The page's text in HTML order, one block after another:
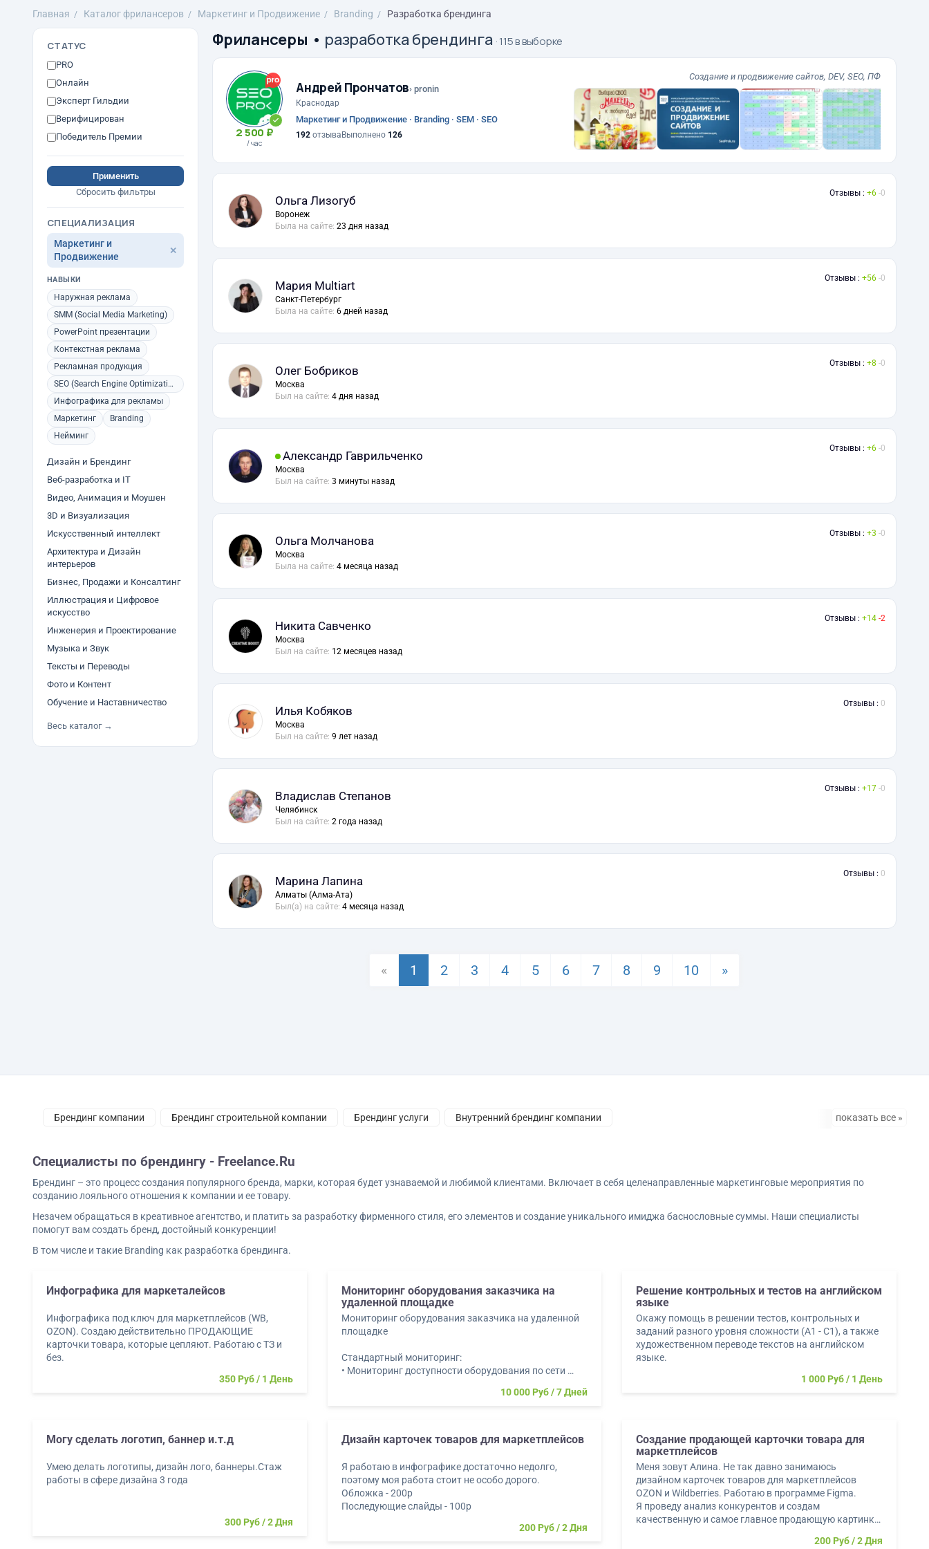
Главная Каталог фрилансеров Маркетинг и Продвижение Branding Разработка брендинга
СТАТУС
PRO
Онлайн
Эксперт Гильдии
Верифицирован
Победитель Премии
Применить
Сбросить фильтры
СПЕЦИАЛИЗАЦИЯ
Маркетинг и
Продвижение
✕
НАВЫКИ
Наружная реклама
SMM (Social Media Marketing)
PowerPoint презентации
Контекстная реклама
Рекламная продукция
SEO (Search Engine Optimization)
Инфографика для рекламы
Маркетинг
Branding
Нейминг
Дизайн и Брендинг
Веб-разработка и IT
Видео, Анимация и Моушен
3D и Визуализация
Искусственный интеллект
Архитектура и Дизайн
интерьеров
Бизнес, Продажи и Консалтинг
Иллюстрация и Цифровое
искусство
Инженерия и Проектирование
Музыка и Звук
Тексты и Переводы
Фото и Контент
Обучение и Наставничество
Весь каталог →
Фрилансеры • разработка брендинга · 115 в выборке
2 500 ₽
/ час
Андрей Прончатов› pronin
Краснодар
Маркетинг и Продвижение · Branding · SEM · SEO
192 отзыва Выполнено 126
Cоздание и продвижение сайтов, DEV, SEO, ПФ
Ольга Лизогуб
Воронеж
Была на сайте: 23 дня назад
Отзывы : 6 0
Мария Multiart
Санкт-Петербург
Была на сайте: 6 дней назад
Отзывы : 56 0
Олег Бобриков
Москва
Был на сайте: 4 дня назад
Отзывы : 8 0
Александр Гаврильченко
Москва
Был на сайте: 3 минуты назад
Отзывы : 6 0
Ольга Молчанова
Москва
Была на сайте: 4 месяца назад
Отзывы : 3 0
Никита Савченко
Москва
Был на сайте: 12 месяцев назад
Отзывы : 14 2
Илья Кобяков
Москва
Был на сайте: 9 лет назад
Отзывы : 0
Владислав Степанов
Челябинск
Был на сайте: 2 года назад
Отзывы : 17 0
Марина Лапина
Алматы (Алма-Ата)
Был(а) на сайте: 4 месяца назад
Отзывы : 0
« 1 2 3 4 5 6 7 8 9 10 »
Брендинг компании Брендинг строительной компании Брендинг услуги Внутренний брендинг компании
Эффективный брендинг Создание бренда
Формирование бренда компании Разработка и продвижение бренда
показать все »
Специалисты по брендингу - Freelance.Ru
Брендинг – это процесс создания популярного бренда, марки, которая будет узнаваемой и любимой клиентами. Включает в себя целенаправленные маркетинговые мероприятия по
созданию лояльного отношения к компании и ее товару.
Незачем обращаться в креативное агентство, и платить за разработку фирменного стиля, его элементов и создание уникального имиджа баснословные суммы. Наши специалисты
помогут вам создать бренд, достойный конкуренции!
В том числе и такие Branding как разработка брендинга.
Инфографика для маркеталейсов
Инфографика под ключ для маркетплейсов (WB,
OZON). Создаю действительно ПРОДАЮЩИЕ
карточки товара, которые цепляют. Работаю с ТЗ и
без.
350 Руб
1 День
Мониторинг оборудования заказчика на
удаленной площадке
Мониторинг оборудования заказчика на удаленной
площадке
Стандартный мониторинг:
• Мониторинг доступности оборудования по сети
• Мониторинг опер...
10 000 Руб 7 Дней
Решение контрольных и тестов на английском
языке
Окажу помощь в решении тестов, контрольных и
заданий разного уровня сложности (А1 - C1), а также
художественном переводе текстов на английском
языке.
1 000 Руб
1 День
Могу сделать логотип, баннер и.т.д
Умею делать логотипы, дизайн лого, баннеры.Стаж
работы в сфере дизайна 3 года
300 Руб 2 Дня
Дизайн карточек товаров для маркетплейсов
Я работаю в инфографике достаточно недолго,
поэтому моя работа стоит не особо дорого.
Обложка - 200р
Последующие слайды - 100р
200 Руб
2 Дня
Создание продающей карточки товара для
маркетплейсов
Меня зовут Алина. Не так давно занимаюсь
дизайном карточек товаров для маркетплейсов
OZON и Wildberries. Работаю в программе Figma.
Я проведу анализ конкурентов и создам
качественную и самое главное продающую картинку
200 Руб 2 Дня